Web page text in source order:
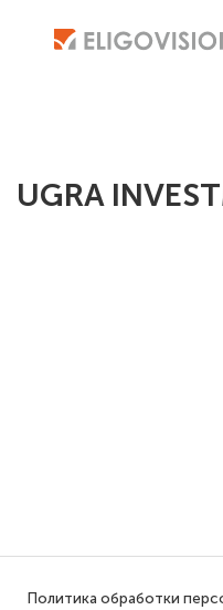
UGRA
Политика обработки